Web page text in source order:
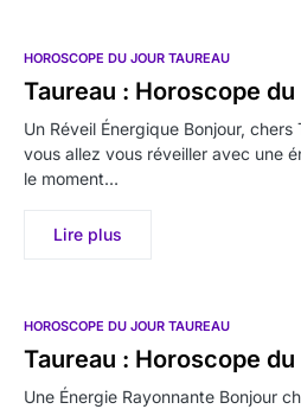
HOROSCOPE DU JOUR TAUREAU
Taureau : Horoscope
Un Réveil Énergique Bonjour, chers
vous allez vous réveiller avec une
le moment…
Lire plus
HOROSCOPE DU JOUR TAUREAU
Taureau : Horoscope
Une Énergie Rayonnante Bonjour